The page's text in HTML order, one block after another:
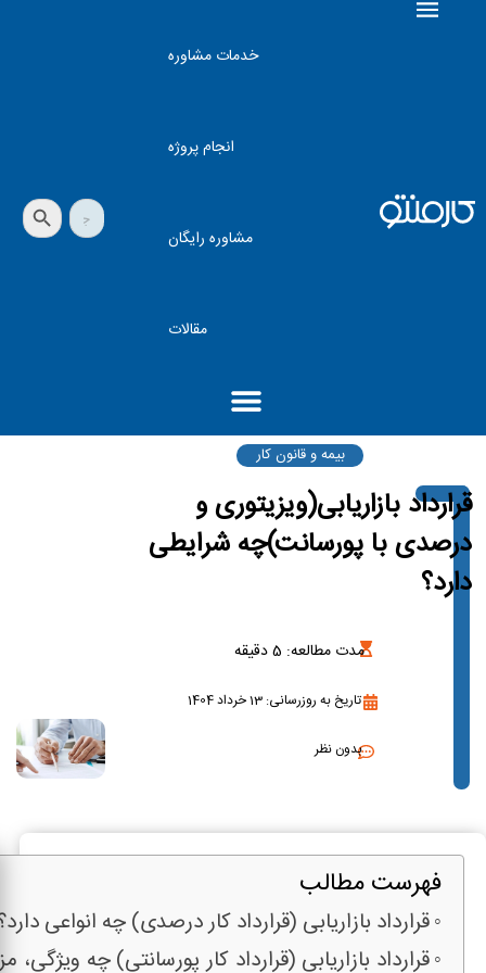
خدمات مشاوره
انجام پروژه
مشاوره رایگان
مقالات
جستجو
برای:
دکمه جستجو
بیمه و قانون کار
قرارداد بازاریابی(ویزیتوری و
درصدی با پورسانت)چه شرایطی
دارد؟
مدت مطالعه: 5دقیقه
تاریخ به روزرسانی: 13 خرداد 1404
بدون نظر
فهرست مطالب
قرارداد بازاریابی (قرارداد کار درصدی) چه انواعی
قرارداد بازاریابی (قرارداد کار پورسانتی) چه ویژگی،